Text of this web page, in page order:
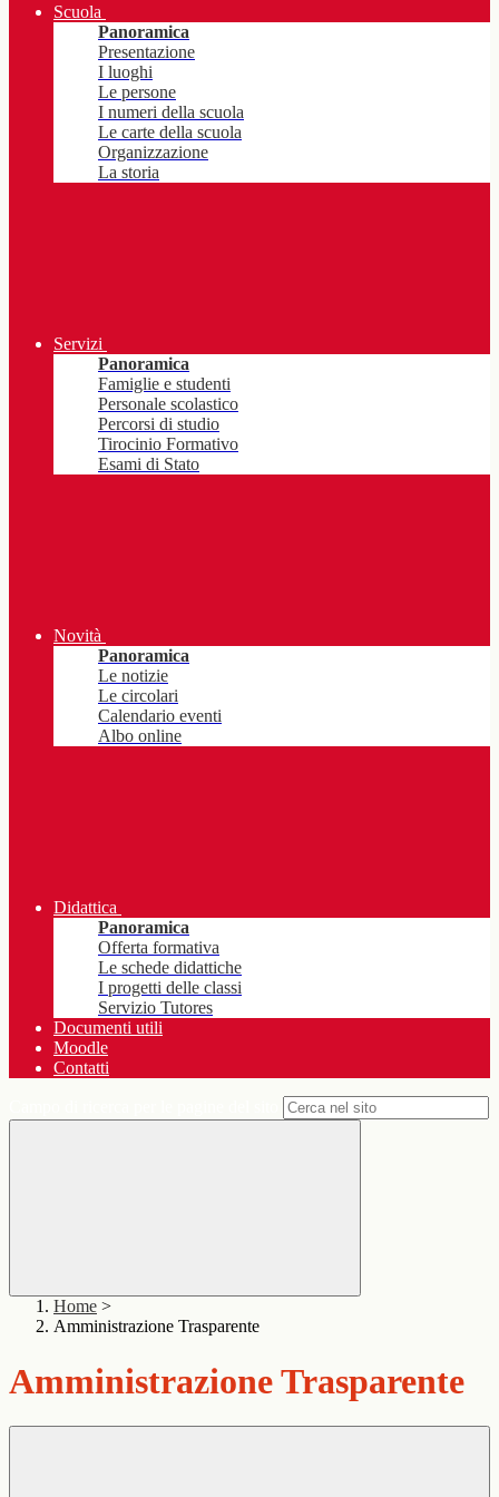
Scuola
Panoramica
Presentazione
I luoghi
Le persone
I numeri della scuola
Le carte della scuola
Organizzazione
La storia
Servizi
Panoramica
Famiglie e studenti
Personale scolastico
Percorsi di studio
Tirocinio Formativo
Esami di Stato
Novità
Panoramica
Le notizie
Le circolari
Calendario eventi
Albo online
Didattica
Panoramica
Offerta formativa
Le schede didattiche
I progetti delle classi
Servizio Tutores
Documenti utili
Moodle
Contatti
Home >
Amministrazione Trasparente
Amministrazione Trasparente